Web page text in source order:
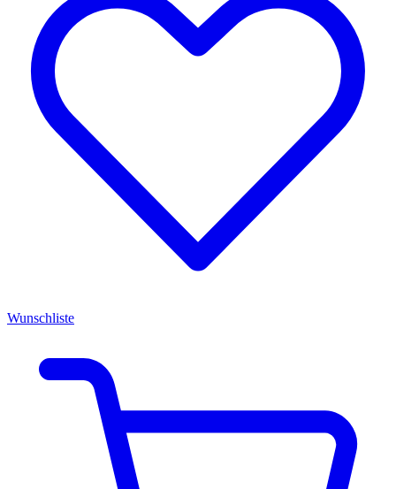
Wunschliste